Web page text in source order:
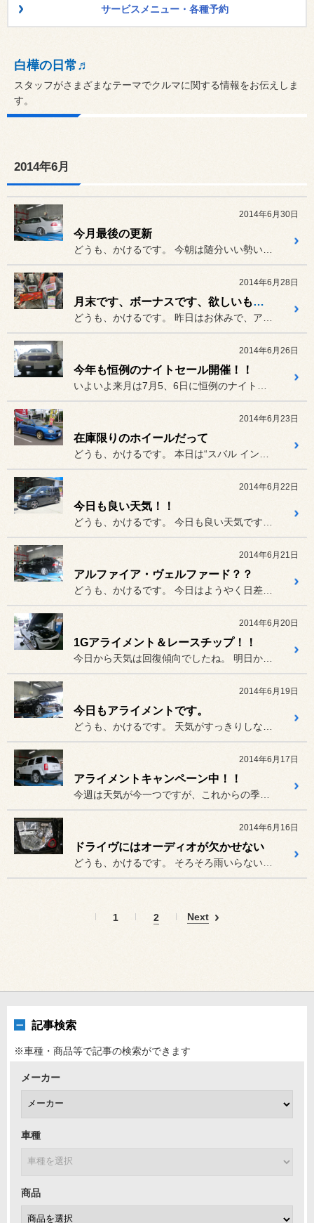
サービスメニュー・各種予約
白樺の日常♬
スタッフがさまざまなテーマでクルマに関する情報をお伝えしま
す。
2014年6月
2014年6月30日
今月最後の更新
2014年6月28日
月末です、ボーナスです、欲しいものは？？
2014年6月26日
今年も恒例のナイトセール開催！！
2014年6月23日
在庫限りのホイールだって
2014年6月22日
今日も良い天気！！
2014年6月21日
アルファイア・ヴェルファード？？
2014年6月20日
1Gアライメント＆レースチップ！！
2014年6月19日
今日もアライメントです。
2014年6月17日
アライメントキャンペーン中！！
2014年6月16日
ドライヴにはオーディオが欠かせない
1 2 Next
記事検索
※車種・商品等で記事の検索ができます
メーカー
車種
商品